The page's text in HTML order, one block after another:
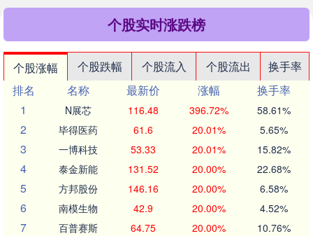
个股实时涨跌榜
个股涨幅 个股跌幅 个股流入 个股流出
换手率
排名
名称 最新价 涨幅
换手率
1
N展芯 116.48 396.72% 58.61%
2 毕得医药 61.6 20.01% 5.65%
3 一博科技 53.33 20.01% 15.82%
4 泰金新能 131.52 20.00% 22.68%
5 方邦股份 146.16 20.00% 6.58%
6 南模生物 42.9 20.00% 4.52%
7 百普赛斯 64.75 20.00% 10.76%